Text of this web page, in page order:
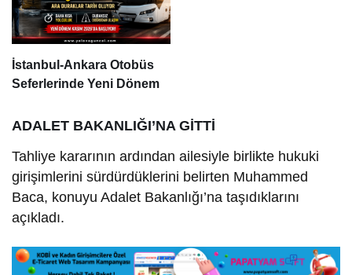
İstanbul-Ankara Otobüs
Seferlerinde Yeni Dönem
ADALET BAKANLIĞI’NA GİTTİ
Tahliye kararının ardından ailesiyle birlikte hukuki
girişimlerini sürdürdüklerini belirten Muhammed
Baca, konuyu Adalet Bakanlığı’na taşıdıklarını
açıkladı.